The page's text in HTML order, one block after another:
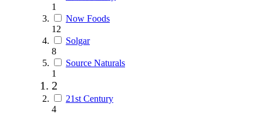
1
Now Foods
12
Solgar
8
Source Naturals
1
2
21st Century
4